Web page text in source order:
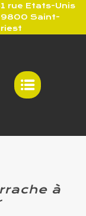
rue Etats-Unis
Saint-
à